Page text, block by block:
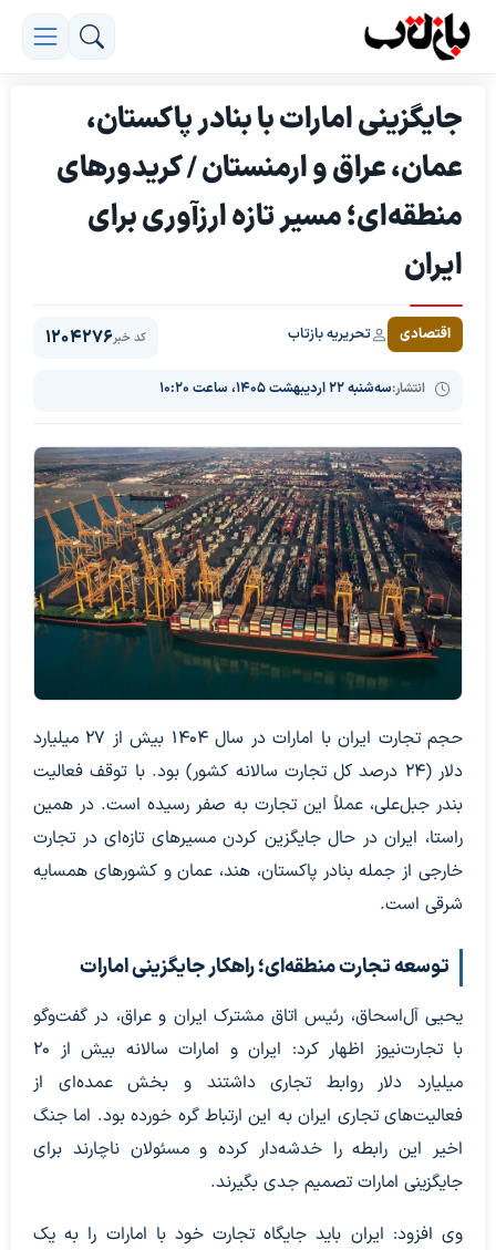
جایگزینی امارات با بنادر پاکستان،
عمان، عراق و ارمنستان / کریدورهای
منطقه‌ای؛ مسیر تازه ارزآوری برای
ایران
اقتصادی تحریریه بازتاب
انتشار:سه‌شنبه ۲۲ اردیبهشت ۱۴۰۵، ساعت ۱۰:۲۰
کد خبر1204276
حجم تجارت ایران با امارات در سال ۱۴۰۴ بیش از ۲۷ میلیارد
دلار (۲۴ درصد کل تجارت سالانه کشور) بود. با توقف فعالیت
بندر جبل‌علی، عملاً این تجارت به صفر رسیده است. در همین
راستا، ایران در حال جایگزین کردن مسیرهای تازه‌ای در تجارت
خارجی از جمله بنادر پاکستان، هند، عمان و کشورهای همسایه
شرقی است.
توسعه تجارت منطقه‌ای؛ راهکار جایگزینی امارات
یحیی آل‌اسحاق، رئیس اتاق مشترک ایران و عراق، در گفت‌وگو
با تجارت‌نیوز اظهار کرد: ایران و امارات سالانه بیش از ۲۰
میلیارد دلار روابط تجاری داشتند و بخش عمده‌ای از
فعالیت‌های تجاری ایران به این ارتباط گره خورده بود. اما جنگ
اخیر این رابطه را خدشه‌دار کرده و مسئولان ناچارند برای
جایگزینی امارات تصمیم جدی بگیرند.
وی افزود: ایران باید جایگاه تجارت خود با امارات را به یک